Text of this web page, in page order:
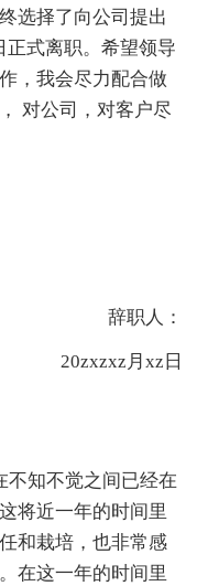
选择了向公司提出
正式离职。希望领导
，我会尽力配合做
对公司，对客户尽
辞职人：
20zxzxz月xz日
不知不觉之间已经在
将近一年的时间里
和栽培，也非常感
在这一年的时间里